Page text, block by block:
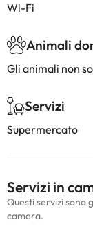
Wi-Fi
Animali
Gli animali non
Servizi
Supermercato
Servizi in
Questi servizi sono
camera.